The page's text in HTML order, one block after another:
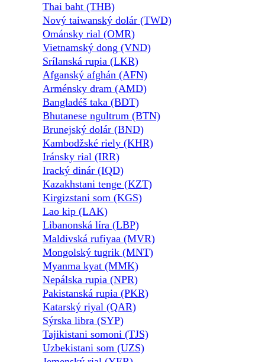
Thai baht (THB)
Nový taiwanský dolár (TWD)
Ománsky rial (OMR)
Vietnamský dong (VND)
Srílanská rupia (LKR)
Afganský afghán (AFN)
Arménsky dram (AMD)
Bangladéš taka (BDT)
Bhutanese ngultrum (BTN)
Brunejský dolár (BND)
Kambodžské riely (KHR)
Iránsky rial (IRR)
Iracký dinár (IQD)
Kazakhstani tenge (KZT)
Kirgizstani som (KGS)
Lao kip (LAK)
Libanonská líra (LBP)
Maldivská rufiyaa (MVR)
Mongolský tugrik (MNT)
Myanma kyat (MMK)
Nepálska rupia (NPR)
Pakistanská rupia (PKR)
Katarský riyal (QAR)
Sýrska libra (SYP)
Tajikistani somoni (TJS)
Uzbekistani som (UZS)